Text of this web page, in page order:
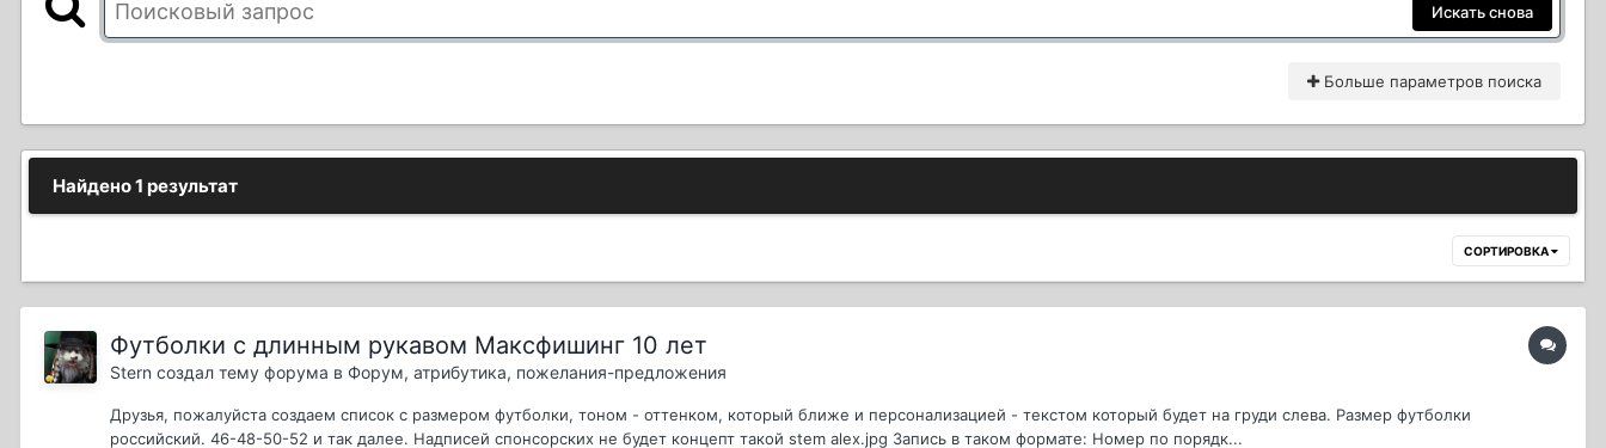
Искать снова
Больше параметров поиска
Найдено 1 результат
СОРТИРОВКА
Футболки с длинным рукавом Максфишинг 10 лет
Stern создал тему форума в Форум, атрибутика, пожелания-предложения
Друзья, пожалуйста создаем список с размером футболки, тоном - оттенком, который ближе и персонализацией - текстом который будет на груди слева. Размер футболки
российский. 46-48-50-52 и так далее. Надписей спонсорских не будет концепт такой stem alex.jpg Запись в таком формате: Номер по порядк...